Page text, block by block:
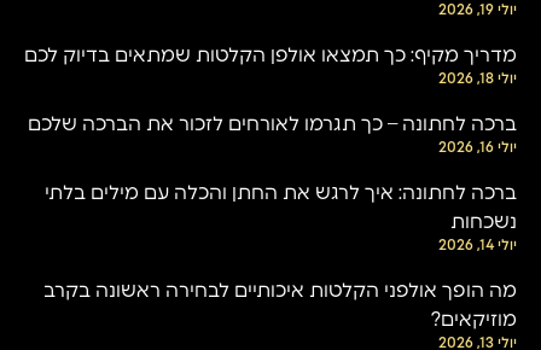
יולי 19, 2026
מדריך מקיף: כך תמצאו אולפן הקלטות שמתאים בדיוק לכם
יולי 18, 2026
ברכה לחתונה – כך תגרמו לאורחים לזכור את הברכה שלכם
יולי 16, 2026
ברכה לחתונה: איך לרגש את החתן והכלה עם מילים בלתי
נשכחות
יולי 14, 2026
מה הופך אולפני הקלטות איכותיים לבחירה ראשונה בקרב
מוזיקאים?
יולי 13, 2026